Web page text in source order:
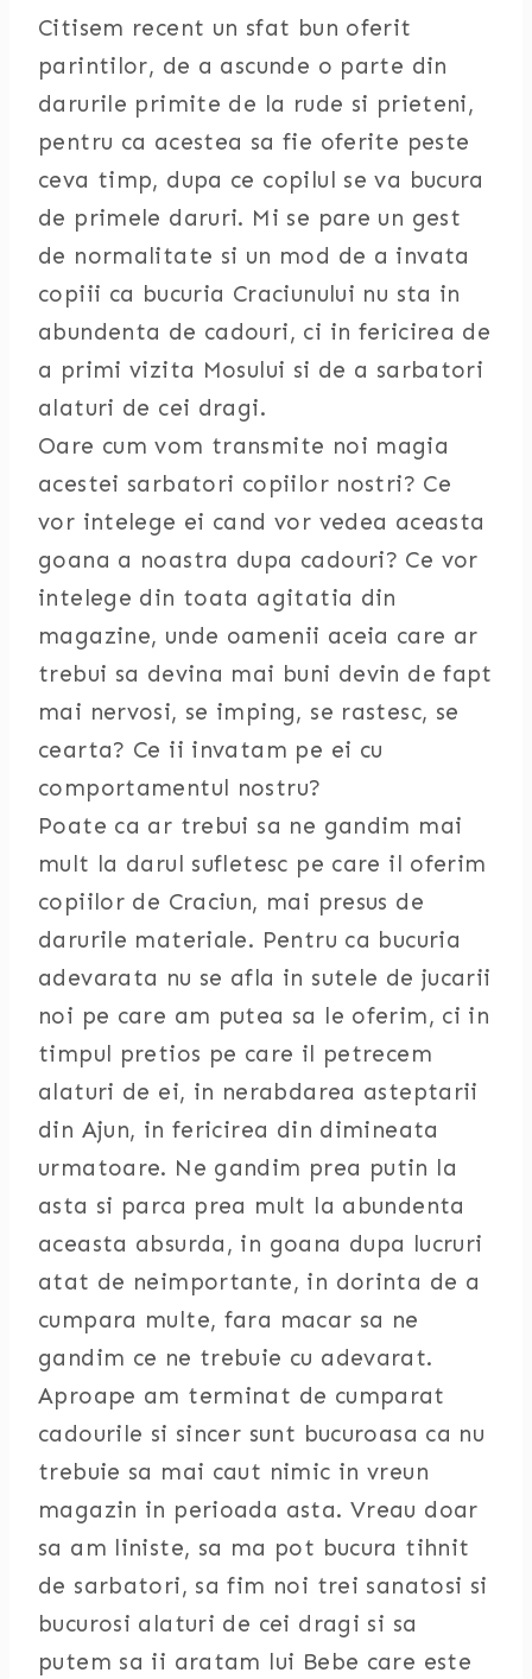
Citisem recent un sfat bun oferit
parintilor, de a ascunde o parte din
darurile primite de la rude si prieteni,
pentru ca acestea sa fie oferite peste
ceva timp, dupa ce copilul se va bucura
de primele daruri. Mi se pare un gest
de normalitate si un mod de a invata
copiii ca bucuria Craciunului nu sta in
abundenta de cadouri, ci in fericirea de
a primi vizita Mosului si de a sarbatori
alaturi de cei dragi.
Oare cum vom transmite noi magia
acestei sarbatori copiilor nostri? Ce
vor intelege ei cand vor vedea aceasta
goana a noastra dupa cadouri? Ce vor
intelege din toata agitatia din
magazine, unde oamenii aceia care ar
trebui sa devina mai buni devin de fapt
mai nervosi, se imping, se rastesc, se
cearta? Ce ii invatam pe ei cu
comportamentul nostru?
Poate ca ar trebui sa ne gandim mai
mult la darul sufletesc pe care il oferim
copiilor de Craciun, mai presus de
darurile materiale. Pentru ca bucuria
adevarata nu se afla in sutele de jucarii
noi pe care am putea sa le oferim, ci in
timpul pretios pe care il petrecem
alaturi de ei, in nerabdarea asteptarii
din Ajun, in fericirea din dimineata
urmatoare. Ne gandim prea putin la
asta si parca prea mult la abundenta
aceasta absurda, in goana dupa lucruri
atat de neimportante, in dorinta de a
cumpara multe, fara macar sa ne
gandim ce ne trebuie cu adevarat.
Aproape am terminat de cumparat
cadourile si sincer sunt bucuroasa ca nu
trebuie sa mai caut nimic in vreun
magazin in perioada asta. Vreau doar
sa am liniste, sa ma pot bucura tihnit
de sarbatori, sa fim noi trei sanatosi si
bucurosi alaturi de cei dragi si sa
putem sa ii aratam lui Bebe care este